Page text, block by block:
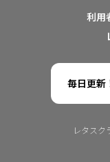
利用
毎日更新
レタスク